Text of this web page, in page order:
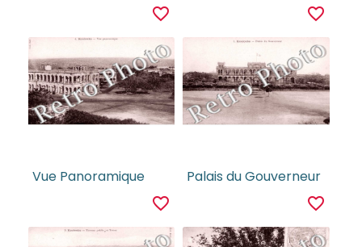
favorite_border favorite_border
Vue Panoramique
favorite_border
Palais du Gouverneur
favorite_border